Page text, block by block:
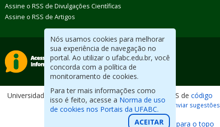
Nós usamos cookies para melhorar
sua experiência de navegação no
portal. Ao utilizar o ufabc.edu.br, você
concorda com a política de
monitoramento de cookies.
Para ter mais informações como
isso é feito, acesse a Norma de uso
de cookies nos Portais da UFABC.
ACEITAR
Assine o RSS de Divulgações Científicas
Assine o RSS de Artigos
Universidade Federal do ABC. Desenvolvido com CMS de código
aberto. Reportar erros / Enviar sugestões
Voltar para o topo